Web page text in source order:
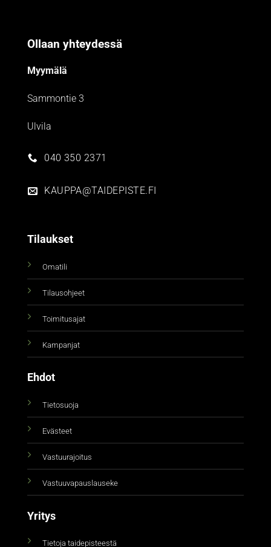
Ollaan yhteydessä
Myymälä
Sammontie 3
Ulvila
040 350 2371
KAUPPA@TAIDEPISTE.FI
Tilaukset
Omatili
Tilausohjeet
Toimitusajat
Kampanjat
Ehdot
Tietosuoja
Evästeet
Vastuurajoitus
Vastuuvapauslauseke
Yritys
Tietoja taidepisteestä